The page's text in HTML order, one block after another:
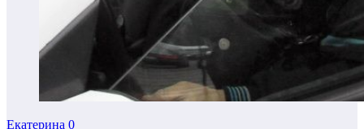
Екатерина 0